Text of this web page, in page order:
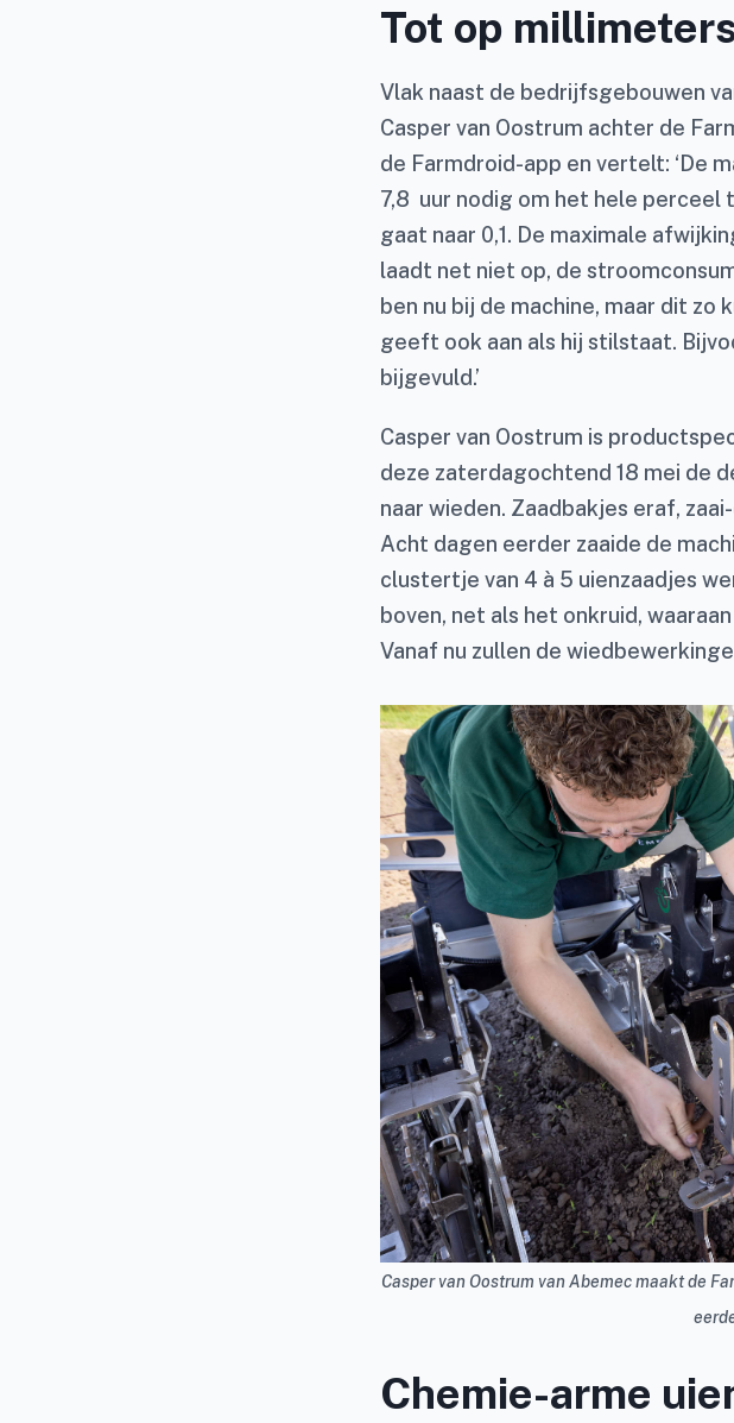
Tot op
Vlak naast de bedrijfsgebouwen
Casper van Oostrum achter de
de Farmdroid-app en vertelt: ‘De
7,8 uur nodig om het hele perceel
gaat naar 0,1. De maximale
laadt net niet op, de
ben nu bij de machine, maar dit zo
geeft ook aan als hij stilstaat.
bijgevuld.’
Casper van Oostrum is
deze zaterdagochtend 18 mei de
naar wieden. Zaadbakjes eraf,
Acht dagen eerder zaaide de
clustertje van 4 à 5 uienzaadjes
boven, net als het onkruid,
Vanaf nu zullen de
Casper van Oostrum van Abemec maakt de
Chemie-arme